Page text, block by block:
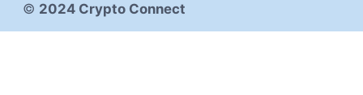
© 2024 Crypto Connect